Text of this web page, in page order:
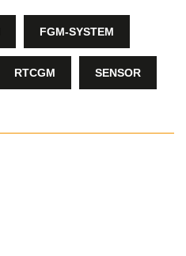
FGM-SYSTEM
RTCGM SENSOR